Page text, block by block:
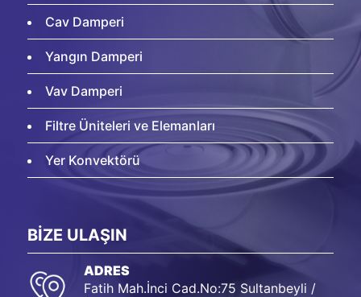
Cav Damperi
Yangın Damperi
Vav Damperi
Filtre Üniteleri ve Elemanları
Yer Konvektörü
BİZE ULAŞIN
ADRES
Fatih Mah.İnci Cad.No:75 Sultanbeyli /